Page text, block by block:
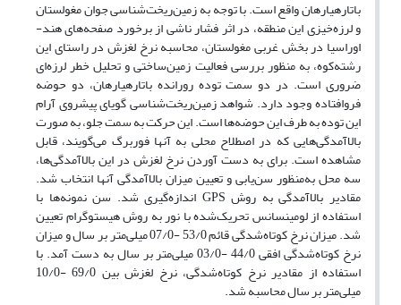
باتارهیارهان واقع است. با توجه به زمین‌‌ریخت‌‌شناسی جوان مغولستان
و لرزه‌خیزی این منطقه، در اثر فشار ناشی از برخورد صفحه‌های هند-
اوراسیا در بخش غربی مغولستان، محاسبه نرخ‌ لغزش در راستای این
رشته‌کوه، به منظور بررسی فعالیت زمین‌ساختی و تحلیل خطر لرزه‌ای
ضروری است. در دو سمت توده رورانده باتارهیارهان،‌ دو حوضه
فروافتاده وجود دارد. شواهد زمین‌ریخت‌شناسی گویای پیشروی آرام
این توده به طرف این حوضه‌ها است. این حرکت به سمت جلو، به صورت
بالاآمدگی‌هایی که در اصطلاح محلی به آنها فوربرگ می‌گویند، ‌قابل
مشاهده است. برای به دست آوردن نرخ لغزش در این بالاآمدگی‌ها،
سه محل به‌منظور سن‌یابی و تعیین میزان بالاآمدگی آنها انتخاب شد.
مقادیر بالاآمدگی به روش GPS اندازه‌گیری شد. سن نمونه‌ها با
استفاده از لومینسانس تحریک‌شده با نور به روش هیستوگرام تعیین
شد. میزان نرخ کوتاه‌شدگی قائم 53/0 -07/0 میلی‌متر بر سال و میزان
نرخ کوتاه‌شدگی افقی 44/0 -03/0 میلی‌متر بر سال به دست آمد. با
استفاده از مقادیر نرخ کوتاه‌شدگی،‌ نرخ لغزش بین 69/0 -10/0
میلی‌متر بر سال محاسبه شد.